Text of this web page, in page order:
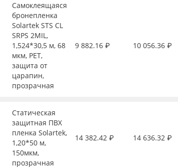
Самоклеящаяся
бронепленка
Solartek STS CL
SRPS 2MIL,
1,524*30,5 м, 68
мкм, PET,
защита от
царапин,
прозрачная
9 882.16 ₽ 10 056.36 ₽
Статическая
защитная ПВХ
пленка Solartek,
1,20*50 м,
150мкм,
прозрачная
14 382.42 ₽ 14 636.32 ₽